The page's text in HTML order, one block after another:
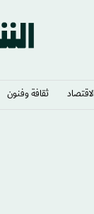
الاقتصاد ثقافة وفنون